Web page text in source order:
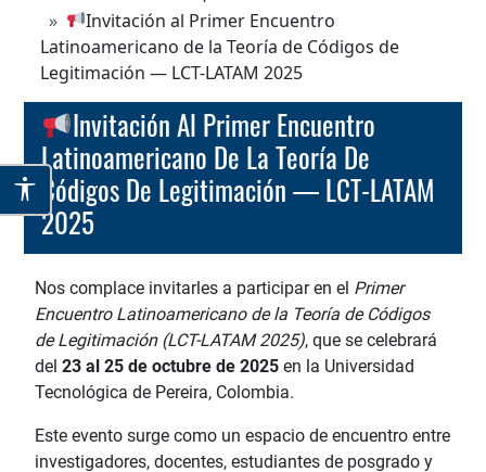
Invitación al Primer Encuentro
Latinoamericano de la Teoría de Códigos de
Legitimación — LCT-LATAM 2025
Invitación Al Primer Encuentro
Latinoamericano De La Teoría De
Códigos De Legitimación — LCT-LATAM
2025
Nos complace invitarles a participar en el Primer
Encuentro Latinoamericano de la Teoría de Códigos
de Legitimación (LCT-LATAM 2025), que se celebrará
del 23 al 25 de octubre de 2025 en la Universidad
Tecnológica de Pereira, Colombia.
Este evento surge como un espacio de encuentro entre
investigadores, docentes, estudiantes de posgrado y